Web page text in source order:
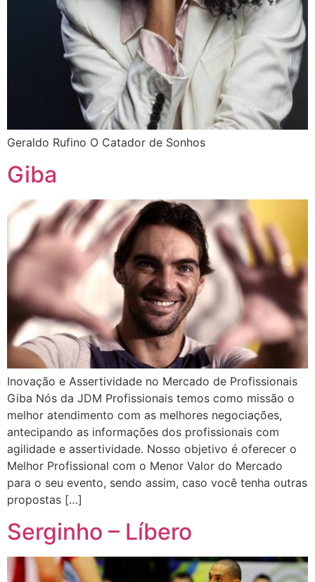
Geraldo Rufino O Catador de Sonhos
Giba
Inovação e Assertividade no Mercado de Profissionais
Giba Nós da JDM Profissionais temos como missão o
melhor atendimento com as melhores negociações,
antecipando as informações dos profissionais com
agilidade e assertividade. Nosso objetivo é oferecer o
Melhor Profissional com o Menor Valor do Mercado
para o seu evento, sendo assim, caso você tenha outras
propostas […]
Serginho – Líbero